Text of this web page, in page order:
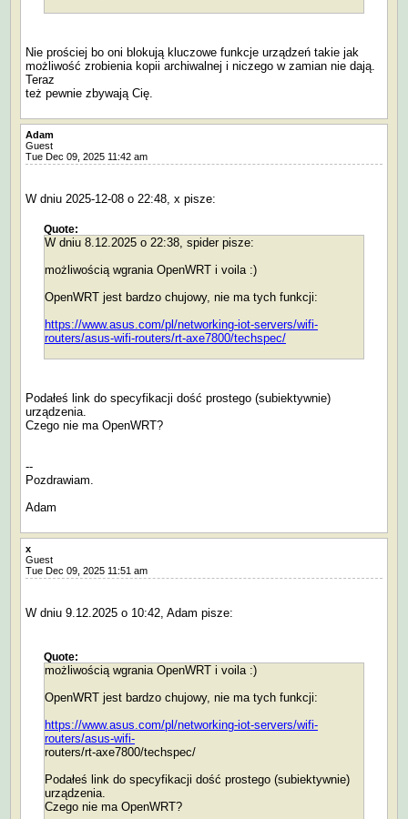
Nie prościej bo oni blokują kluczowe funkcje urządzeń takie jak
możliwość zrobienia kopii archiwalnej i niczego w zamian nie dają.
Teraz
też pewnie zbywają Cię.
Adam
Guest
Tue Dec 09, 2025 11:42 am
W dniu 2025-12-08 o 22:48, x pisze:
Quote:
W dniu 8.12.2025 o 22:38, spider pisze:
możliwością wgrania OpenWRT i voila :)
OpenWRT jest bardzo chujowy, nie ma tych funkcji:
https://www.asus.com/pl/networking-iot-servers/wifi-
routers/asus-wifi-routers/rt-axe7800/techspec/
Podałeś link do specyfikacji dość prostego (subiektywnie)
urządzenia.
Czego nie ma OpenWRT?
--
Pozdrawiam.
Adam
x
Guest
Tue Dec 09, 2025 11:51 am
W dniu 9.12.2025 o 10:42, Adam pisze:
Quote:
możliwością wgrania OpenWRT i voila :)
OpenWRT jest bardzo chujowy, nie ma tych funkcji:
https://www.asus.com/pl/networking-iot-servers/wifi-
routers/asus-wifi-
routers/rt-axe7800/techspec/
Podałeś link do specyfikacji dość prostego (subiektywnie)
urządzenia.
Czego nie ma OpenWRT?